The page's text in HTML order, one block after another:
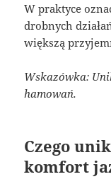
W praktyce
drobnych
większą
Wskazówka:
hamowań.
Czego
komfort